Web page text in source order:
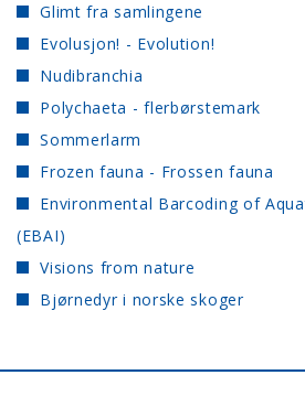
Glimt fra samlingene
Evolusjon! - Evolution!
Nudibranchia
Polychaeta - flerbørstemark
Sommerlarm
Frozen fauna - Frossen fauna
Environmental Barcoding of
(EBAI)
Visions from nature
Bjørnedyr i norske skoger